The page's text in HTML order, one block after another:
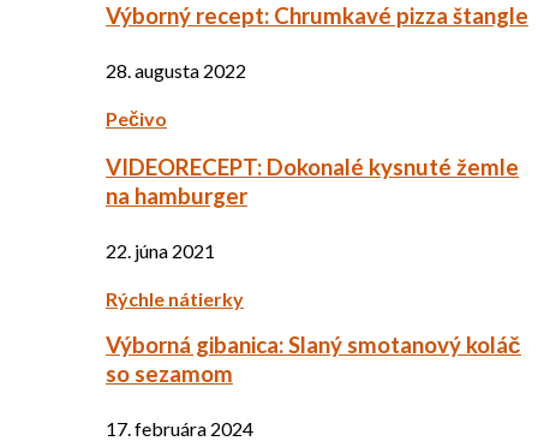
Výborný recept: Chrumkavé pizza štangle
28. augusta 2022
Pečivo
VIDEORECEPT: Dokonalé kysnuté žemle
na hamburger
22. júna 2021
Rýchle nátierky
Výborná gibanica: Slaný smotanový koláč
so sezamom
17. februára 2024